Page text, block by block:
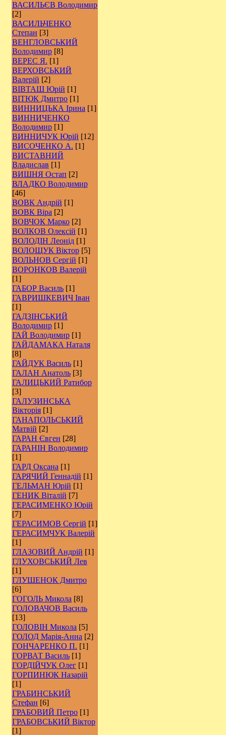
ВАСИЛЬЄВ Володимир
[2]
ВАСИЛЬЧЕНКО
Степан [3]
ВЕНГЛОВСЬКИЙ
Володимир [8]
ВЕРЕС Я. [1]
ВЕРХОВСЬКИЙ
Валерій [2]
ВІВТАШ Юрій [1]
ВІТЮК Дмитро [1]
ВИННИЦЬКА Ірина [1]
ВИННИЧЕНКО
Володимир [1]
ВИННИЧУК Юрій [12]
ВИСОЧЕНКО А. [1]
ВИСТАВНИЙ
Владислав [1]
ВИШНЯ Остап [2]
ВЛАДКО Володимир
[46]
ВОВК Андрій [1]
ВОВК Віра [2]
ВОВЧОК Марко [2]
ВОЛКОВ Олексій [1]
ВОЛОДІН Леонід [1]
ВОЛОЩУК Віктор [5]
ВОЛЬНОВ Сергій [1]
ВОРОНКОВ Валерій
[1]
ГАБОР Василь [1]
ГАВРИШКЕВИЧ Іван
[1]
ГАДЗІНСЬКИЙ
Володимир [1]
ГАЙ Володимир [1]
ГАЙДАМАКА Наталя
[8]
ГАЙДУК Василь [1]
ГАЛАН Анатоль [3]
ГАЛИЦЬКИЙ Ратибор
[3]
ГАЛУЗИНСЬКА
Вікторія [1]
ГАНАПОЛЬСЬКИЙ
Матвій [2]
ГАРАН Євген [28]
ГАРАНІН Володимир
[1]
ГАРД Оксана [1]
ГАРЯЧИЙ Геннадій [1]
ГЕЛЬМАН Юрій [1]
ГЕНИК Віталій [7]
ГЕРАСИМЕНКО Юрій
[7]
ГЕРАСИМОВ Сергій [1]
ГЕРАСИМЧУК Валерій
[1]
ГЛАЗОВИЙ Андрій [1]
ГЛУХОВСЬКИЙ Лев
[1]
ГЛУШЕНОК Дмитро
[6]
ГОГОЛЬ Микола [8]
ГОЛОВАЧОВ Василь
[13]
ГОЛОВІН Микола [5]
ГОЛОД Марія-Анна [2]
ГОНЧАРЕНКО П. [1]
ГОРВАТ Василь [1]
ГОРДІЙЧУК Олег [1]
ГОРПИНЮК Назарій
[1]
ГРАБИНСЬКИЙ
Стефан [6]
ГРАБОВИЙ Петро [1]
ГРАБОВСЬКИЙ Віктор
[1]